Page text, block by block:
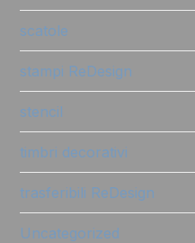
scatole
stampi ReDesign
stencil
timbri decorativi
trasferibili ReDesign
Uncategorized